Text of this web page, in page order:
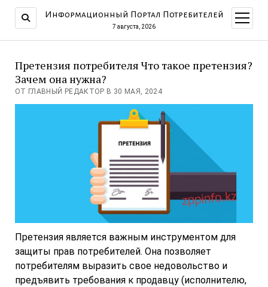
Информационный Портал Потребителей
7 августа, 2026
меню
Претензия потребителя Что такое претензия?
Зачем она нужна?
ОТ ГЛАВНЫЙ РЕДАКТОР В 30 МАЯ, 2024
Претензия является важным инструментом для
защиты прав потребителей. Она позволяет
потребителям выразить свое недовольство и
предъявить требования к продавцу (исполнителю,